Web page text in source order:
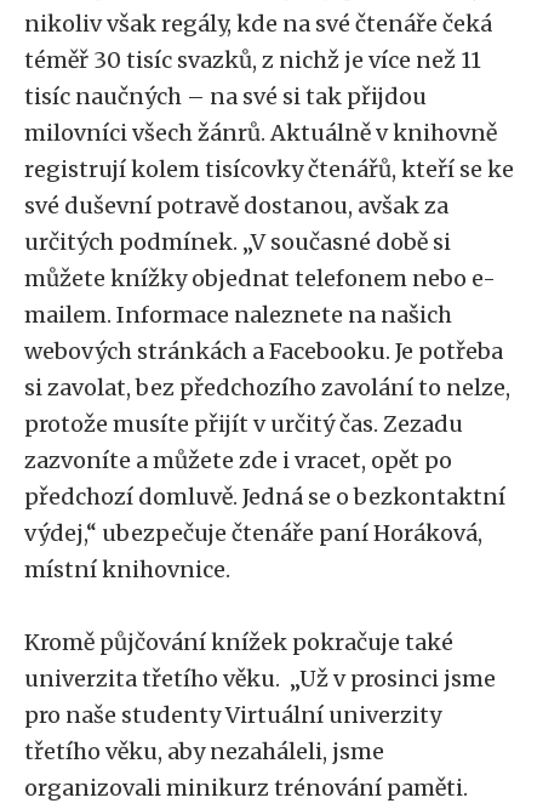
nikoliv však regály, kde na své čtenáře čeká
téměř 30 tisíc svazků, z nichž je více než 11
tisíc naučných – na své si tak přijdou
milovníci všech žánrů. Aktuálně v knihovně
registrují kolem tisícovky čtenářů, kteří se ke
své duševní potravě dostanou, avšak za
určitých podmínek. „V současné době si
můžete knížky objednat telefonem nebo e-
mailem. Informace naleznete na našich
webových stránkách a Facebooku. Je potřeba
si zavolat, bez předchozího zavolání to nelze,
protože musíte přijít v určitý čas. Zezadu
zazvoníte a můžete zde i vracet, opět po
předchozí domluvě. Jedná se o bezkontaktní
výdej,“ ubezpečuje čtenáře paní Horáková,
místní knihovnice.
Kromě půjčování knížek pokračuje také
univerzita třetího věku. „Už v prosinci jsme
pro naše studenty Virtuální univerzity
třetího věku, aby nezaháleli, jsme
organizovali minikurz trénování paměti.